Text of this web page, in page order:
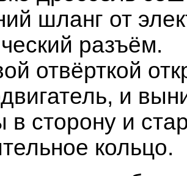
шланг от
разъём.
отвёрткой
и
в сторону и
кольцо.